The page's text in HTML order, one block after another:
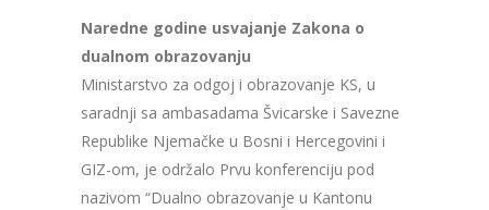
Naredne godine usvajanje Zakona o
dualnom obrazovanju
Ministarstvo za odgoj i obrazovanje KS, u
saradnji sa ambasadama Švicarske i Savezne
Republike Njemačke u Bosni i Hercegovini i
GIZ-om, je održalo Prvu konferenciju pod
nazivom “Dualno obrazovanje u Kantonu